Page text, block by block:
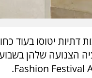
דתיות יטוסו בעוד
Fashion Festival